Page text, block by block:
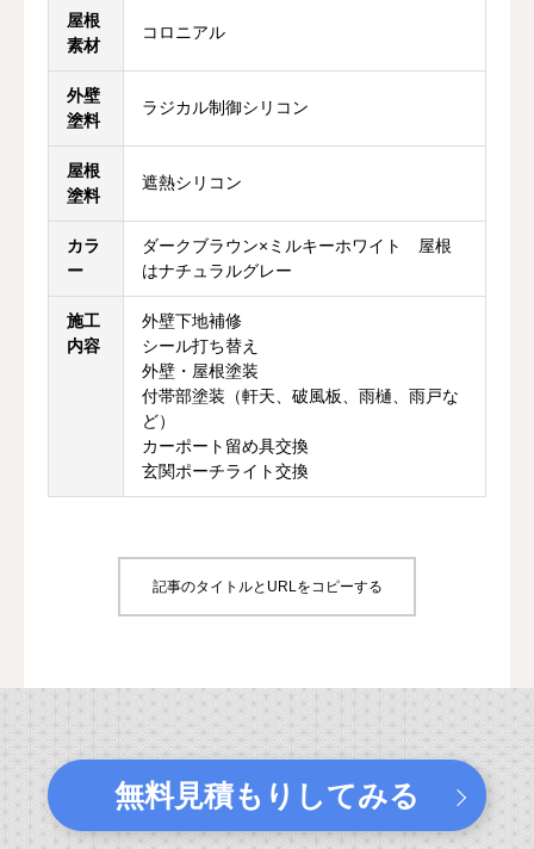
屋根
素材
コロニアル
外壁
塗料
ラジカル制御シリコン
屋根
塗料
遮熱シリコン
カラ
ー
ダークブラウン×ミルキーホワイト 屋根
はナチュラルグレー
施工
内容
外壁下地補修
シール打ち替え
外壁・屋根塗装
付帯部塗装（軒天、破風板、雨樋、雨戸な
ど）
カーポート留め具交換
玄関ポーチライト交換
記事のタイトルとURLをコピーする
無料見積もりしてみる